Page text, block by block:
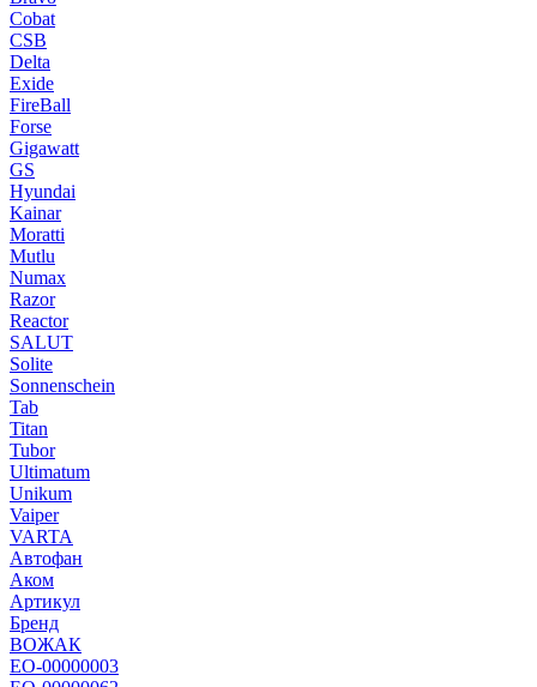
Cobat
CSB
Delta
Exide
FireBall
Forse
Gigawatt
GS
Hyundai
Kainar
Moratti
Mutlu
Numax
Razor
Reactor
SALUT
Solite
Sonnenschein
Tab
Titan
Tubor
Ultimatum
Unikum
Vaiper
VARTA
Автофан
Аком
Артикул
Бренд
ВОЖАК
ЕО-00000003